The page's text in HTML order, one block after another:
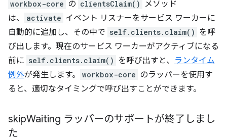
workbox-core の clientsClaim()
メソッド
は、
activate イベント リスナーをサービス ワーカーに
自動的に追加し、その中で self.clients.claim() を呼
び出します。現在のサービス ワーカーがアクティブになる
前に self.clients.claim() を呼び出すと、 ランタイム
例外が発生します。 workbox-core のラッパーを使用す
ると、適切なタイミングで呼び出すことができます。
skipWaiting ラッパーのサポートが終了しまし
た